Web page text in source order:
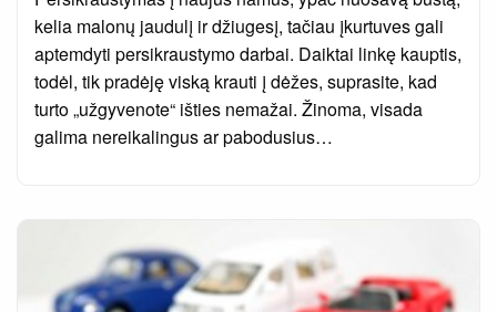
kelia malonų jaudulį ir džiugesį, tačiau įkurtuves gali
aptemdyti persikraustymo darbai. Daiktai linkę kauptis,
todėl, tik pradėję viską krauti į dėžes, suprasite, kad
turto „užgyvenote“ išties nemažai. Žinoma, visada
galima nereikalingus ar pabodusius…